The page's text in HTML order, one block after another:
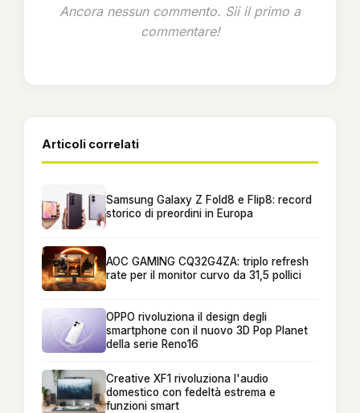
Ancora nessun commento. Sii il primo a
commentare!
Articoli correlati
Samsung Galaxy Z Fold8 e Flip8: record
storico di preordini in Europa
AOC GAMING CQ32G4ZA: triplo refresh
rate per il monitor curvo da 31,5 pollici
OPPO rivoluziona il design degli
smartphone con il nuovo 3D Pop Planet
della serie Reno16
Creative XF1 rivoluziona l'audio
domestico con fedeltà estrema e
funzioni smart